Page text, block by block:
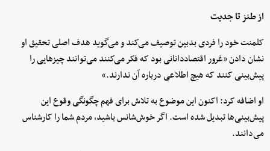
از طنز تا جدیت
کلمنت خود را فردی بدبین توصیف می‌کند و می‌گوید هدف اصلی تحقیق او
نشان دادن «غرور اقتصاددانانی بود که فکر می‌کنند می‌توانند چیزهایی را
پیش‌بینی کنند که هیچ اطلاعی درباره آن ندارند.»
او اضافه کرد: اکنون این موضوع به تلاش برای فهم چگونگی وقوع این
پیش‌بینی‌ها تبدیل شده است. اگر خوش‌شانس باشید، مردم شما را کارشناس
می‌دانند.